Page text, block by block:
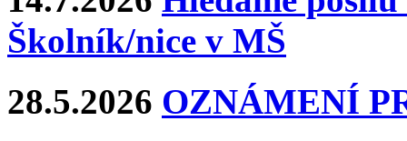
Školník/nice v MŠ
28.5.2026 OZNÁMENÍ